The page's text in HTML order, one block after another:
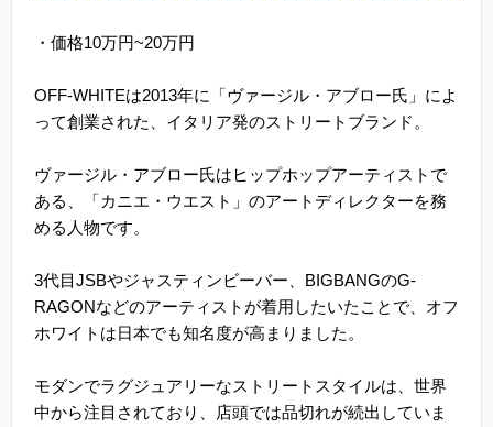
・価格10万円~20万円
OFF-WHITEは2013年に「ヴァージル・アブロー氏」によ
って創業された、イタリア発のストリートブランド。
ヴァージル・アブロー氏はヒップホップアーティストで
ある、「カニエ・ウエスト」のアートディレクターを務
める人物です。
3代目JSBやジャスティンビーバー、BIGBANGのG-
RAGONなどのアーティストが着用したいたことで、オフ
ホワイトは日本でも知名度が高まりました。
モダンでラグジュアリーなストリートスタイルは、世界
中から注目されており、店頭では品切れが続出していま